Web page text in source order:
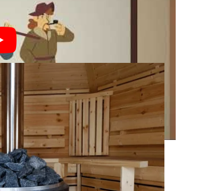
voor gezelligheid, vrienden,
en drinken.